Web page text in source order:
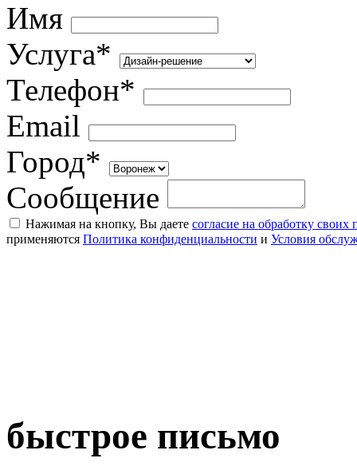
Имя
Услуга*
Телефон*
Email
Город*
Сообщение
Нажимая на кнопку, Вы даете согласие на обработку
применяются Политика конфиденциальности и Условия
быстрое письмо